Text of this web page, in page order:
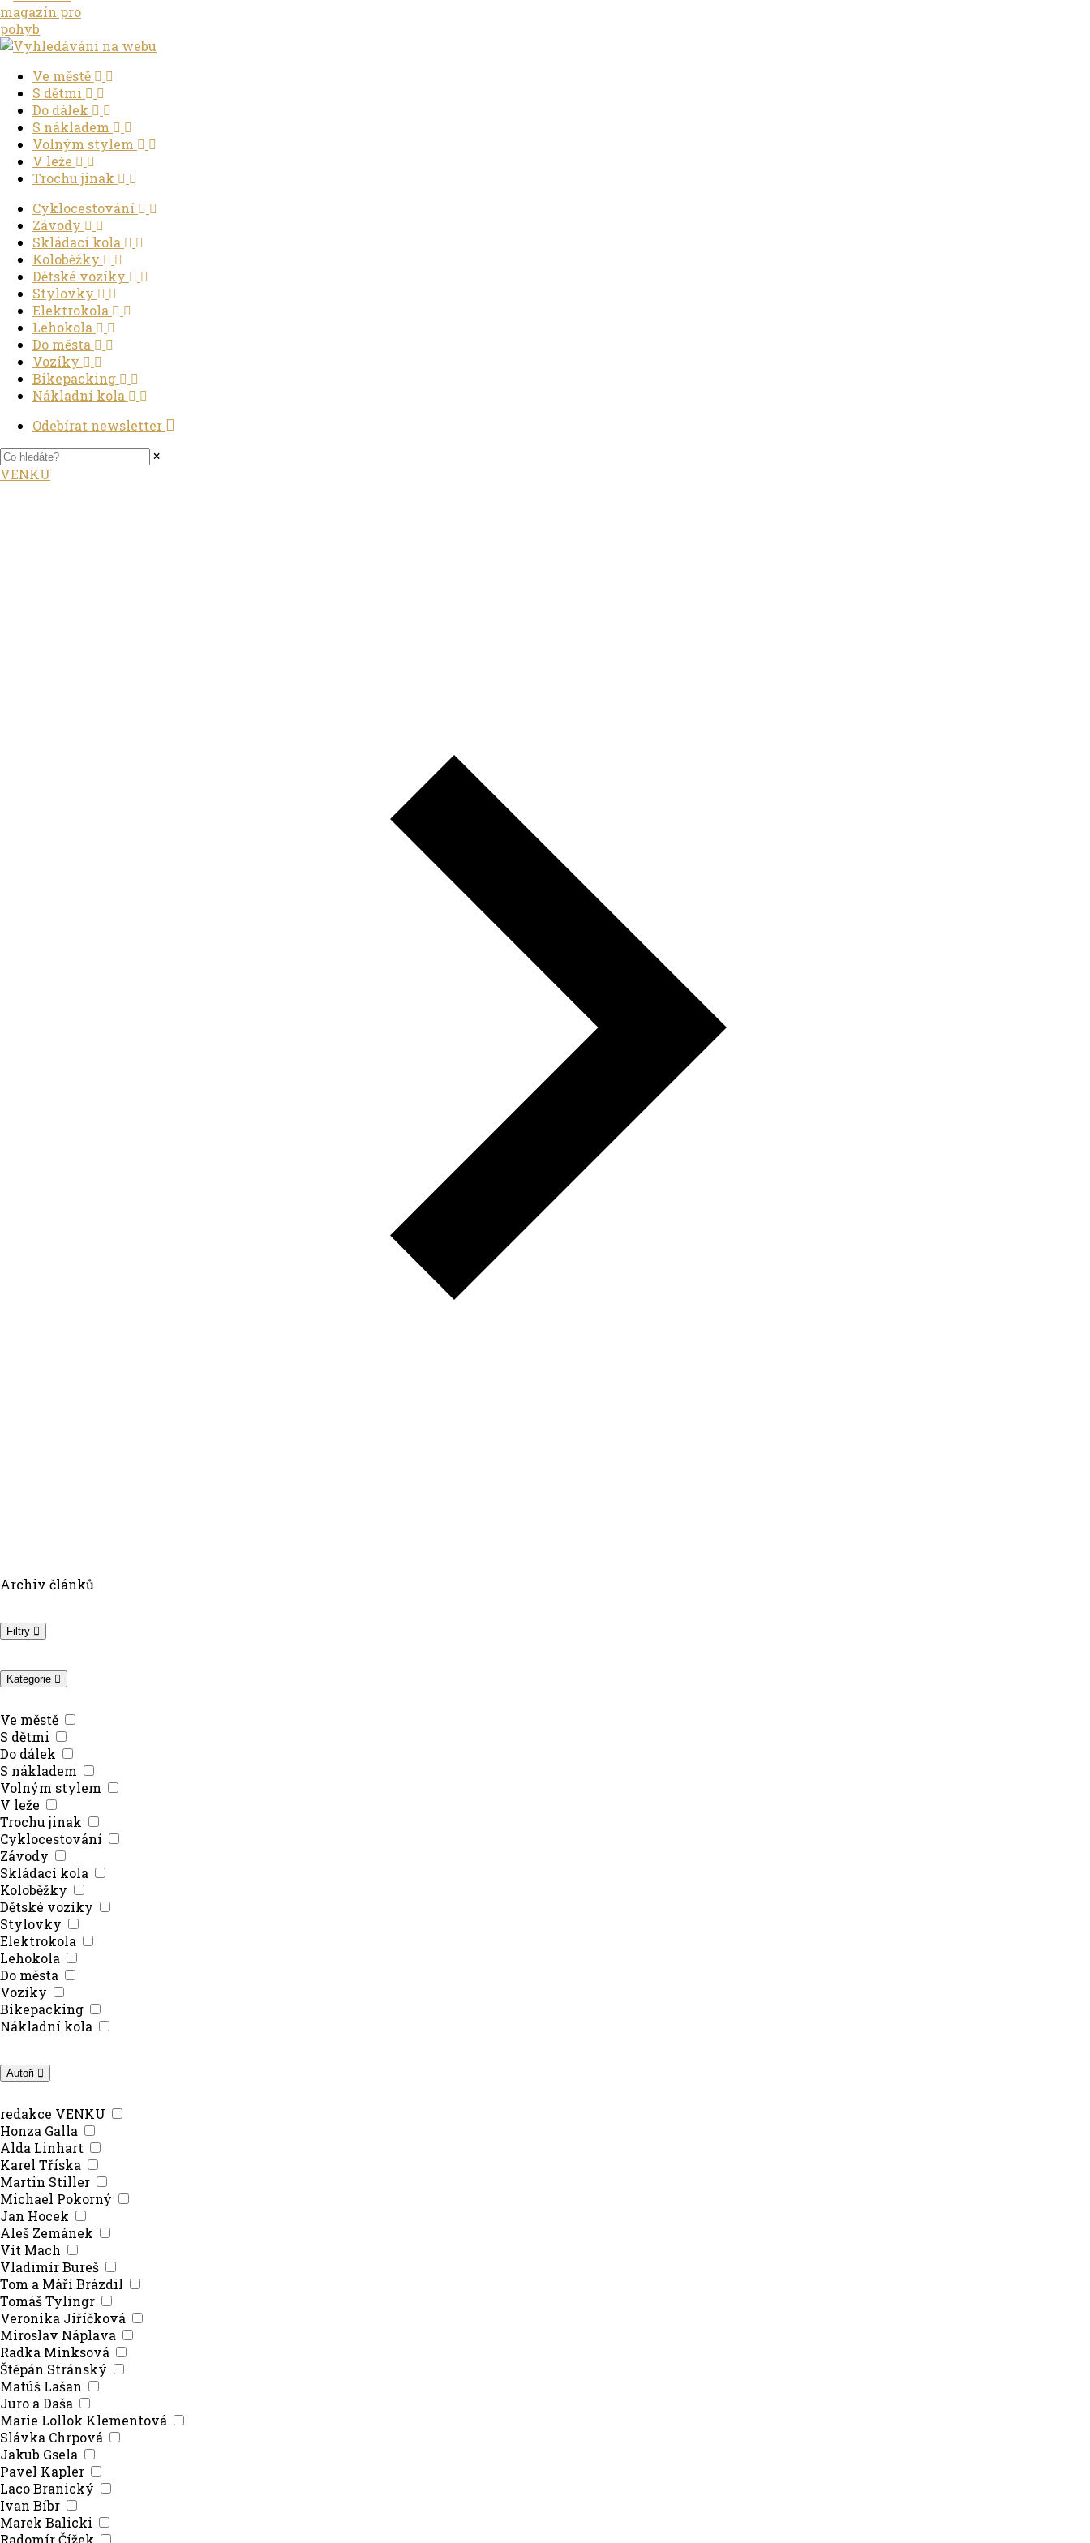
Ve městě
S dětmi
Do dálek
S nákladem
Volným stylem
V leže
Trochu jinak
Cyklocestování
Závody
Skládací kola
Koloběžky
Dětské vozíky
Stylovky
Elektrokola
Lehokola
Do města
Vozíky
Bikepacking
Nákladní kola
Odebírat newsletter
×
VENKU
Archiv článků
Filtry
Kategorie
Ve městě
S dětmi
Do dálek
S nákladem
Volným stylem
V leže
Trochu jinak
Cyklocestování
Závody
Skládací kola
Koloběžky
Dětské vozíky
Stylovky
Elektrokola
Lehokola
Do města
Vozíky
Bikepacking
Nákladní kola
Autoři
redakce VENKU
Honza Galla
Alda Linhart
Karel Tříska
Martin Stiller
Michael Pokorný
Jan Hocek
Aleš Zemánek
Vít Mach
Vladimír Bureš
Tom a Máří Brázdil
Tomáš Tylingr
Veronika Jiříčková
Miroslav Náplava
Radka Minksová
Štěpán Stránský
Matúš Lašan
Juro a Daša
Marie Lollok Klementová
Slávka Chrpová
Jakub Gsela
Pavel Kapler
Laco Branický
Ivan Bíbr
Marek Balicki
Radomír Čížek